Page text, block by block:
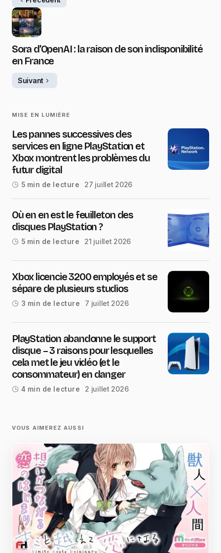
Sora d’OpenAI : la raison de son indisponibilité
en France
Suivant
MISE EN LUMIÈRE
Les pannes successives des
services en ligne PlayStation et
Xbox montrent les problèmes du
futur digital
5 min de lecture 27 juillet 2026
Où en en est le feuilleton des
disques PlayStation ?
5 min de lecture 21 juillet 2026
Xbox licencie 3200 employés et se
sépare de plusieurs studios
3 min de lecture 7 juillet 2026
PlayStation abandonne le support
disque – 3 raisons pour lesquelles
cela met le jeu vidéo (et le
consommateur) en danger
4 min de lecture 2 juillet 2026
VOUS AIMEREZ AUSSI